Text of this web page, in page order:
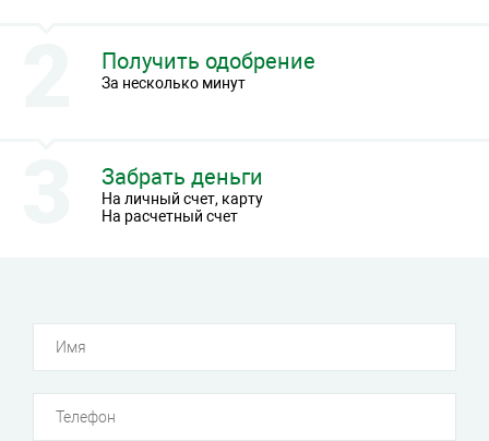
За несколько минут
Получить одобрение
На личный счет, карту
На расчетный счет
Забрать деньги